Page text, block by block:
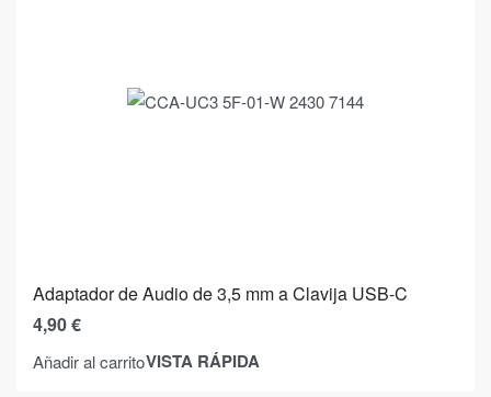
Adaptador de Audio de 3,5 mm a Clavija USB-C
4,90€
Añadir al carritoVISTA RÁPIDA